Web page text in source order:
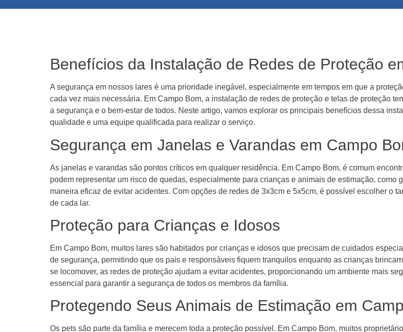
Benefícios da Instalação de Redes de Proteção
A segurança em nossos lares é uma prioridade inegável, especialmente em tempos em que a
cada vez mais necessária. Em Campo Bom, a instalação de redes de proteção e telas de proteção
a segurança e o bem-estar de todos. Neste artigo, vamos explorar os principais benefícios dessa
qualidade e uma equipe qualificada para realizar o serviço.
Segurança em Janelas e Varandas em Campo
As janelas e varandas são pontos críticos em qualquer residência. Em Campo Bom, é comum
podem representar um risco de quedas, especialmente para crianças e animais de estimação, como
maneira eficaz de evitar acidentes. Com opções de redes de 3x3cm e 5x5cm, é possível escolher o
de cada lar.
Proteção para Crianças e Idosos
Em Campo Bom, muitos lares são habitados por crianças e idosos que precisam de cuidados
de segurança, permitindo que os pais e responsáveis fiquem tranquilos enquanto as crianças
se locomover, as redes de proteção ajudam a evitar acidentes, proporcionando um ambiente mais
essencial para garantir a segurança de todos os membros da família.
Protegendo Seus Animais de Estimação em
Os pets são parte da família e merecem toda a proteção possível. Em Campo Bom, muitos